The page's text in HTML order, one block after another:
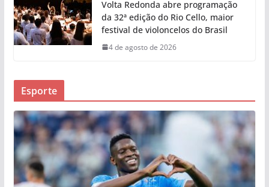
Volta Redonda abre programação
da 32ª edição do Rio Cello, maior
festival de violoncelos do Brasil
4 de agosto de 2026
Esporte